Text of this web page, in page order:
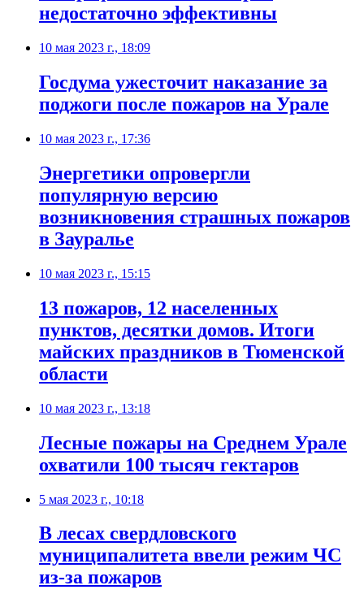
недостаточно эффективны
10 мая 2023 г., 18:09
Госдума ужесточит наказание за
поджоги после пожаров на Урале
10 мая 2023 г., 17:36
Энергетики опровергли
популярную версию
возникновения страшных пожаров
в Зауралье
10 мая 2023 г., 15:15
13 пожаров, 12 населенных
пунктов, десятки домов. Итоги
майских праздников в Тюменской
области
10 мая 2023 г., 13:18
Лесные пожары на Среднем Урале
охватили 100 тысяч гектаров
5 мая 2023 г., 10:18
В лесах свердловского
муниципалитета ввели режим ЧС
из-за пожаров